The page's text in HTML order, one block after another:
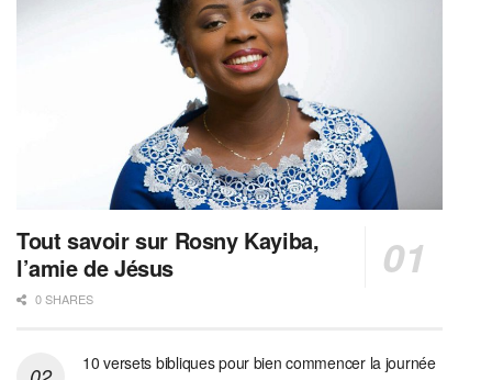
Tout savoir sur Rosny Kayiba,
l’amie de Jésus
0 SHARES
10 versets bibliques pour bien commencer la journée